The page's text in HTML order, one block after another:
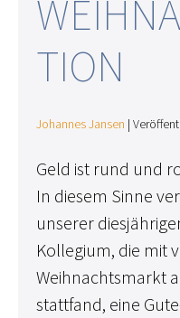
ION
Johannes Jansen |
Geld ist rund und
In diesem Sinne
unserer
Kollegium, die mit
Weihnachtsmarkt
stattfand, eine